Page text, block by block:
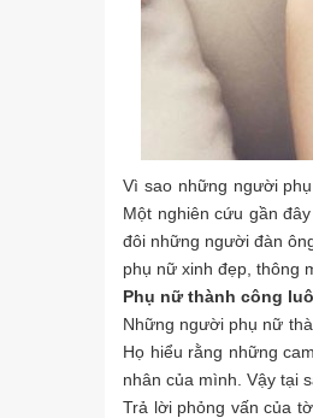
Vì sao những người
Một nghiên cứu gần
đôi những người đàn
phụ nữ xinh đẹp, thông
Phụ nữ thành công
Những người phụ nữ
Họ hiểu rằng những
nhân của mình. Vậy tại
Trả lời phỏng vấn của